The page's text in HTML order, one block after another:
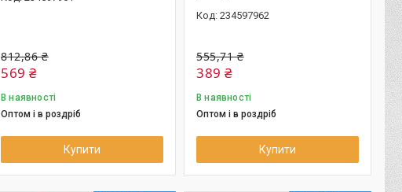
812,86 ₴
569 ₴
В наявності
Оптом і в роздріб
Купити
234597962
555,71 ₴
389 ₴
В наявності
Оптом і в роздріб
Купити